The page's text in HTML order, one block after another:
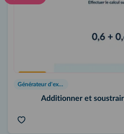
Générateur d'exercices
Additionner et